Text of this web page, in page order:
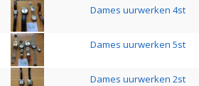
Dames uurwerken 4st
Dames uurwerken 5st
Dames uurwerken 2st